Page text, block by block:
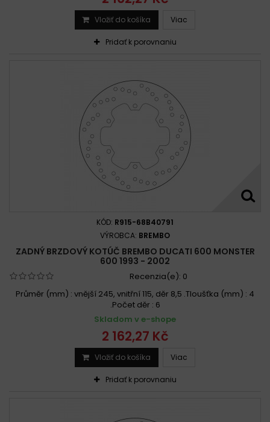
Vložiť do košíka Viac
Pridať k porovnaniu
KÓD: R915-68B40791
VÝROBCA: BREMBO
ZADNÝ BRZDOVÝ KOTÚČ BREMBO DUCATI 600 MONSTER
600 1993 - 2002
Recenzia(e): 0
Průměr (mm) : vnější 245, vnitřní 115, děr 8,5 .Tloušťka (mm) : 4
.Počet děr : 6
Skladom v e-shope
2 162,27 Kč
Vložiť do košíka Viac
Pridať k porovnaniu